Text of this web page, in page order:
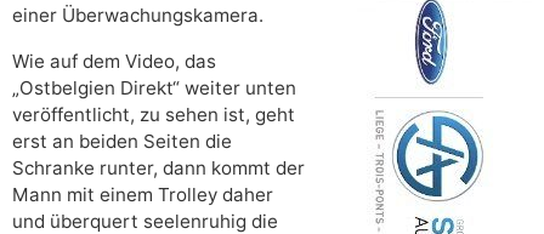
einer Überwachungskamera.
Wie auf dem Video, das
„Ostbelgien Direkt“ weiter unten
veröffentlicht, zu sehen ist, geht
erst an beiden Seiten die
Schranke runter, dann kommt der
Mann mit einem Trolley daher
und überquert seelenruhig die